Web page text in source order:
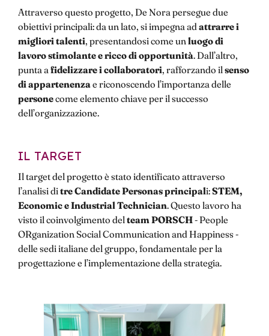
Attraverso questo progetto, De Nora persegue due
obiettivi principali: da un lato, si impegna adattrarre i
migliori talenti, presentandosi come unluogo di
lavoro stimolante e ricco di opportunità. Dall’altro,
punta afidelizzare i collaboratori, rafforzando ilsenso
di appartenenzae riconoscendo l’importanza delle
personecome elemento chiave per il successo
dell’organizzazione.
IL TARGET
Il target del progetto è stato identificato attraverso
l’analisi ditre Candidate Personas principali:STEM,
Economic e Industrial Technician. Questo lavoro ha
visto il coinvolgimento delteam PORSCH- People
ORganization Social Communication and Happiness -
delle sedi italiane del gruppo, fondamentale per la
progettazione e l’implementazione della strategia.